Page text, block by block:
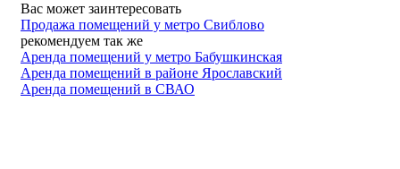
Вас может заинтересовать
Продажа помещений у метро Свиблово
рекомендуем так же
Аренда помещений у метро Бабушкинская
Аренда помещений в районе Ярославский
Аренда помещений в СВАО